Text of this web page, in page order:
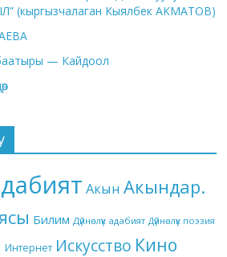
(кыргызчалаган Кыялбек АКМАТОВ)
— Кайдоол
Акын Акындар.
Билим Дүйнөлүк адабият Дүйнөлүк поэзия
Интернет Искусство Кино